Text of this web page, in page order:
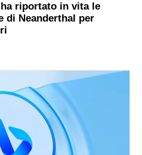
riportato in vita le
di Neanderthal per